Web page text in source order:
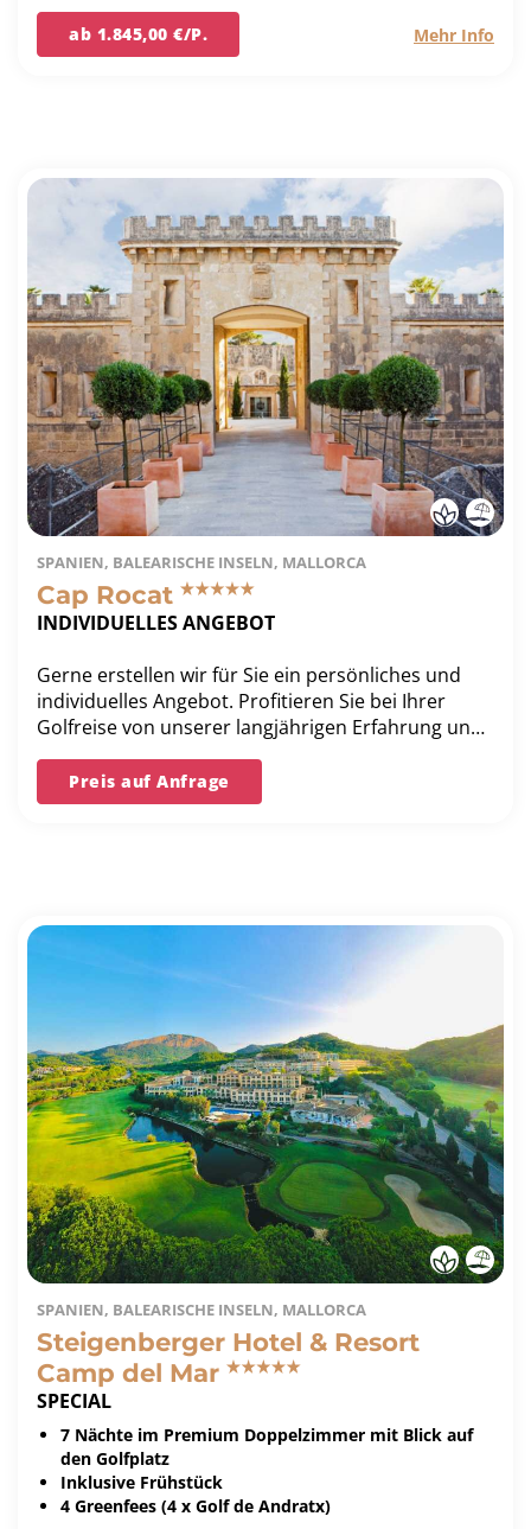
ab 1.845,00 €/P. Mehr Info
SPANIEN, BALEARISCHE INSELN, MALLORCA
Cap Rocat
INDIVIDUELLES ANGEBOT
Gerne erstellen wir für Sie ein persönliches und
individuelles Angebot. Profitieren Sie bei Ihrer
Golfreise von unserer langjährigen Erfahrung und
unserer Bestpreis-Garantie.
Preis auf Anfrage
SPANIEN, BALEARISCHE INSELN, MALLORCA
Steigenberger Hotel & Resort
Camp del Mar
SPECIAL
7 Nächte im Premium Doppelzimmer mit Blick auf
den Golfplatz
Inklusive Frühstück
4 Greenfees (4 x Golf de Andratx)